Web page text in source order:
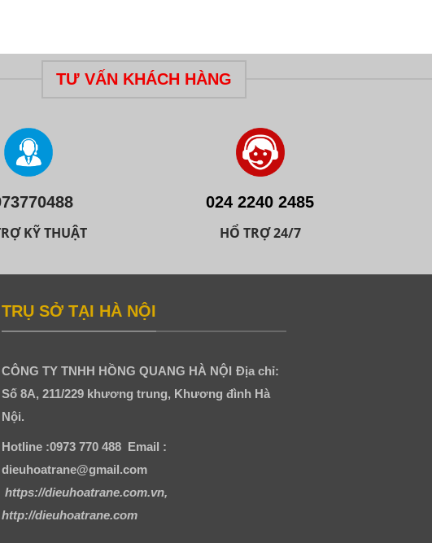
TƯ VẤN KHÁCH HÀNG
KỸ THUẬT
024 2240 2485
HỔ TRỢ 24/7
TRỤ SỞ TẠI HÀ NỘI
CÔNG TY TNHH HỒNG QUANG HÀ NỘI Địa chỉ:
Số 8A, 211/229 khương trung, Khương đình Hà
Nội.
Hotline :0973 770 488 Email :
dieuhoatrane@gmail.com
https://dieuhoatrane.com.vn,
http://dieuhoatrane.com